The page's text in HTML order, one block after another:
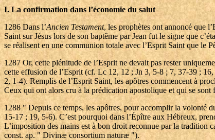
I. La confirmation dans l’économie du salut
1286 Dans l’Ancien Testament, les prophètes ont annoncé que
Saint sur Jésus lors de son baptême par Jean fut le signe que
se réalisent en une communion totale avec l’Esprit Saint que le
1287 Or, cette plénitude de l’Esprit ne devait pas rester
cette effusion de l’Esprit (cf. Lc 12, 12 ; Jn 3, 5-8 ; 7, 37-39 ;
2, 1-4). Remplis de l’Esprit Saint, les apôtres commencent à
Ceux qui ont alors cru à la prédication apostolique et qui se
1288 " Depuis ce temps, les apôtres, pour accomplir la volonté
15-17 ; 19, 5-6). C’est pourquoi dans l’Épître aux Hébreux,
L’imposition des mains est à bon droit reconnue par la tradition
const. ap. " Divinæ consortium naturæ ").